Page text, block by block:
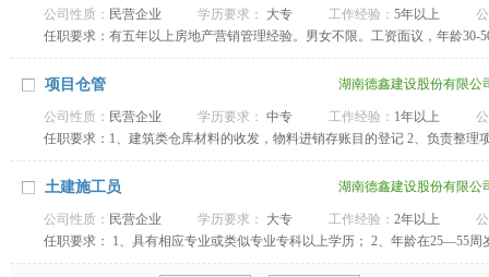
公司性质： 民营企业 学历要求： 大专 工作经验： 5年以上
任职要求：有五年以上房地产营销管理经验。男女不限。工资面议，年龄
项目仓管 湖南德鑫建设股份有限公
公司性质： 民营企业 学历要求： 中专 工作经验： 1年以上
任职要求：1、建筑类仓库材料的收发，物料进销存账目的登记 2、负责整
心、良好的沟通协调能力及团队合作精神；
土建施工员 湖南德鑫建设股份有限公
公司性质： 民营企业 学历要求： 大专 工作经验： 2年以上
任职要求： 1、具有相应专业或类似专业专科以上学历； 2、年龄在25—55
品行端正，遵纪守法，无不良记录，具有强烈的责任心、良好的沟通协调能